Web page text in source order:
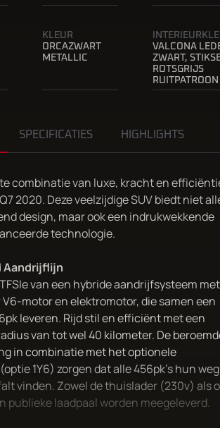
KLEUR
ORCAZWART
METALLIC
VALCONA
ZWART,
ROTSGRIJS
RUITPATROON
SPECIFICATIES HIGHLIGHTS
combinatie van luxe, kracht en
2020. Deze veelzijdige SUV biedt niet
design, maar ook een indrukwekkende
technologie.
Aandrijflijn
van een hybride aandrijfsysteem
motor en elektromotor, die samen een
leveren. Rijd stil en efficiënt met een
van tot wel 40 kilometer. De
in combinatie met het optionele
1Y6) zorgen dat alle 456pk's hun weg
vinden. Zowel de thuislader (230v) als
publieke laadpaal worden meegeleverd.